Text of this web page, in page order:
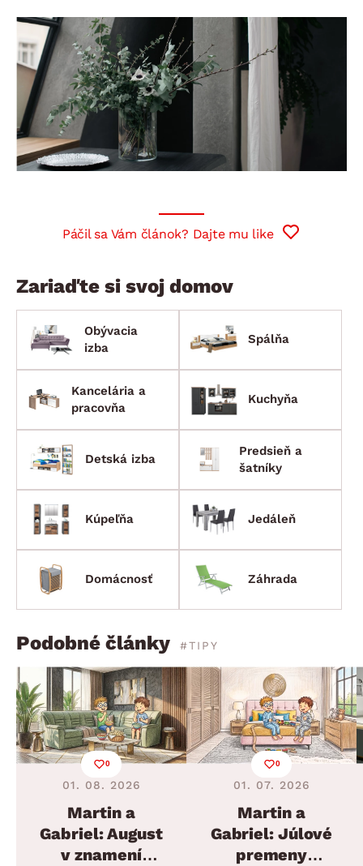
Páčil sa Vám článok? Dajte mu like
Zariaďte si svoj domov
Obývacia
izba
Spálňa
Kancelária a
pracovňa
Kuchyňa
Detská izba
Predsieň a
šatníky
Kúpeľňa Jedáleň
Domácnosť Záhrada
Podobné články #TIPY
0
01. 08. 2026
Martin a
Gabriel: August
v znamení
0
01. 07. 2026
Martin a
Gabriel: Júlové
premeny